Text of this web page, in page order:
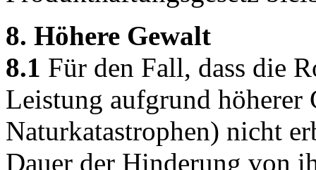
8. Höhere Gewalt
8.1 Für den Fall, dass die
Leistung aufgrund höherer
Naturkatastrophen) nicht
Dauer der Hinderung von